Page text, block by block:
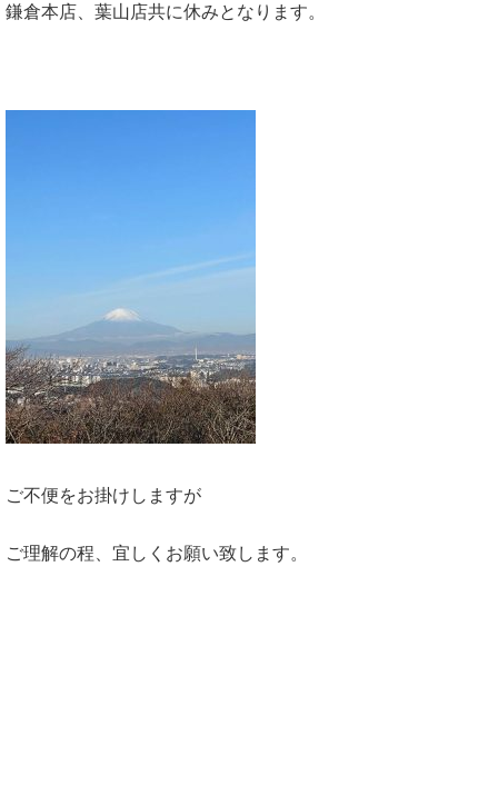
鎌倉本店、葉山店共に休みとなります。
ご不便をお掛けしますが
ご理解の程、宜しくお願い致します。